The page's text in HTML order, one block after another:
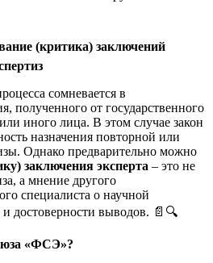
(критика) заключений
сомневается в
полученного от государственного
иного лица. В этом случае закон
назначения повторной или
Однако предварительно можно
заключения эксперта – это не
а мнение другого
специалиста о научной
достоверности выводов. 📄🔍
«ФСЭ»?